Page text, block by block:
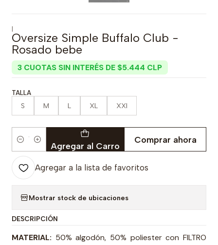
|
Oversize Simple Buffalo Club -
Rosado bebe
3 CUOTAS SIN INTERÉS DE $5.444 CLP
TALLA
S M L XL XXl
Cantidad Agregar al Carro
Comprar ahora
Agregar a la lista de favoritos
Mostrar stock de ubicaciones
DESCRIPCIÓN
MATERIAL: 50% algodón, 50% poliester con FILTRO